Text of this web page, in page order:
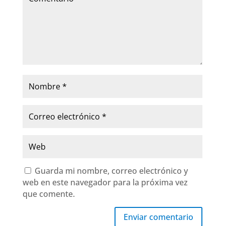
Guarda mi nombre, correo electrónico y
web en este navegador para la próxima vez
que comente.
Enviar comentario